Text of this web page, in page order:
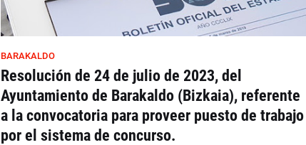
BARAKALDO
Resolución de 24 de julio de 2023, del
Ayuntamiento de Barakaldo (Bizkaia), referente
a la convocatoria para proveer puesto de trabajo
por el sistema de concurso.